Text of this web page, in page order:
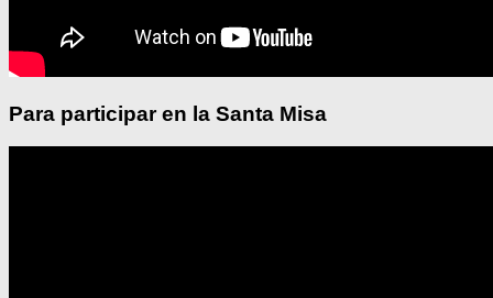
Para participar en la Santa Misa